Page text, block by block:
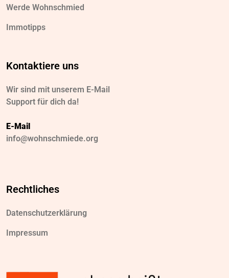
Werde Wohnschmied
Immotipps
Kontaktiere uns
Wir sind mit unserem E-Mail
Support für dich da!
E-Mail
info@wohnschmiede.org
Rechtliches
Datenschutzerklärung
Impressum